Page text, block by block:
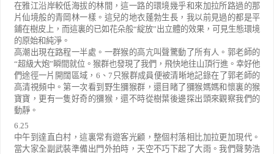
在雅江沿岸較低海拔的林間，這一路的環境幾乎和來加拉所路過的那
片仙境般的青岡林一樣。這兒的地衣蓬勃生長，我以前見過的都是平
鋪在樹皮上，而這裏的已如花朵般“綻放”出立體的效果，可見生態環境
的原始和純淨。
高潮出現在路程一半處。一群猴的高亢叫聲驚動了所有人。郭老師的
“超級大炮”瞬間就位。猴群也發現了我們，飛快地往山頂行進。幸好他
們途徑一片開闊區域， 6 、 7 只猴群成員便被清晰地記錄在了郭老師的
高清視頻中。第一次看到野生獼猴群，還目睹了獼猴媽媽和懷裏的猴
寶寶，更有一隻好奇的獼猴，還不時從樹葉後邊探出頭來觀察我們的
動靜。
6.25
中午到達直白村，這裏常有遊客光顧，整個村落相比加拉更加現代。
當大家全副武裝準備出門外拍時，天空不巧下起了大雨。我們聲勢浩